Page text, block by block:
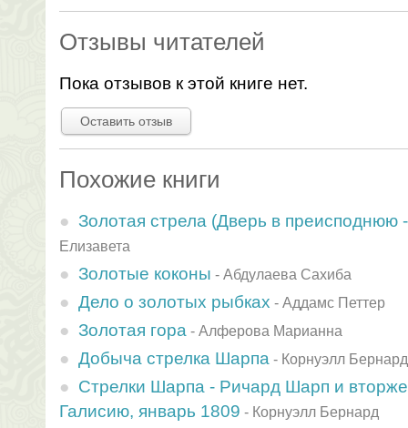
Отзывы читателей
Пока отзывов к этой книге нет.
Оставить отзыв
Похожие книги
Золотая стрела (Дверь в преисподнюю
Елизавета
Золотые коконы - Абдулаева Сахиба
Дело о золотых рыбках - Аддамс Петтер
Золотая гора - Алферова Марианна
Добыча стрелка Шарпа - Корнуэлл Бернард
Стрелки Шарпа - Ричард Шарп и
Галисию, январь 1809 - Корнуэлл Бернард